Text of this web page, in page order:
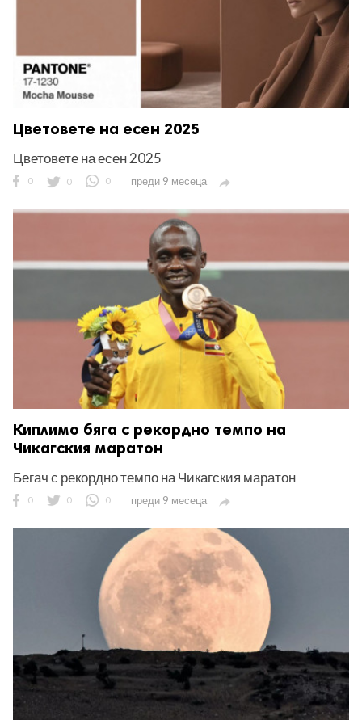
Цветовете на есен 2025
Цветовете на есен 2025
0 0 0 преди 9 месеца 
Киплимо бяга с рекордно темпо на
Чикагския маратон
Бегач с рекордно темпо на Чикагския маратон
0 0 0 преди 9 месеца 